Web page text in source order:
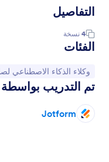
التفاصيل
4 نسخة
الفئات
انتقل إلى الفئة:
وكلاء الذكاء الاصطناعي
تم التدريب بواسطة
Jotform